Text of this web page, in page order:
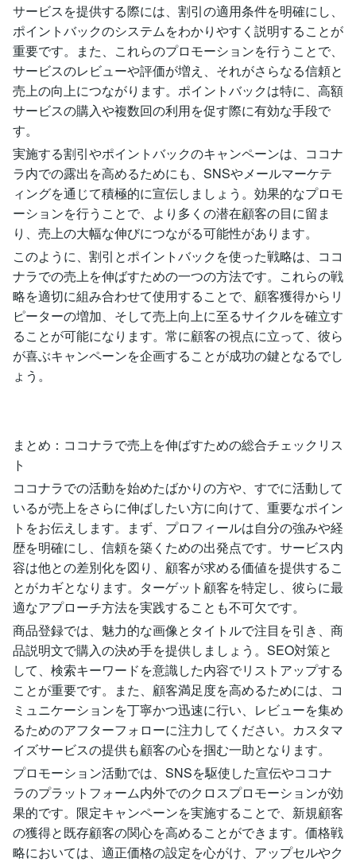
サービスを提供する際には、割引の適用条件を明確にし、
ポイントバックのシステムをわかりやすく説明することが
重要です。また、これらのプロモーションを行うことで、
サービスのレビューや評価が増え、それがさらなる信頼と
売上の向上につながります。ポイントバックは特に、高額
サービスの購入や複数回の利用を促す際に有効な手段で
す。
実施する割引やポイントバックのキャンペーンは、ココナ
ラ内での露出を高めるためにも、SNSやメールマーケテ
ィングを通じて積極的に宣伝しましょう。効果的なプロモ
ーションを行うことで、より多くの潜在顧客の目に留ま
り、売上の大幅な伸びにつながる可能性があります。
このように、割引とポイントバックを使った戦略は、ココ
ナラでの売上を伸ばすための一つの方法です。これらの戦
略を適切に組み合わせて使用することで、顧客獲得からリ
ピーターの増加、そして売上向上に至るサイクルを確立す
ることが可能になります。常に顧客の視点に立って、彼ら
が喜ぶキャンペーンを企画することが成功の鍵となるでし
ょう。
まとめ：ココナラで売上を伸ばすための総合チェックリス
ト
ココナラでの活動を始めたばかりの方や、すでに活動して
いるが売上をさらに伸ばしたい方に向けて、重要なポイン
トをお伝えします。まず、プロフィールは自分の強みや経
歴を明確にし、信頼を築くための出発点です。サービス内
容は他との差別化を図り、顧客が求める価値を提供するこ
とがカギとなります。ターゲット顧客を特定し、彼らに最
適なアプローチ方法を実践することも不可欠です。
商品登録では、魅力的な画像とタイトルで注目を引き、商
品説明文で購入の決め手を提供しましょう。SEO対策と
して、検索キーワードを意識した内容でリストアップする
ことが重要です。また、顧客満足度を高めるためには、コ
ミュニケーションを丁寧かつ迅速に行い、レビューを集め
るためのアフターフォローに注力してください。カスタマ
イズサービスの提供も顧客の心を掴む一助となります。
プロモーション活動では、SNSを駆使した宣伝やココナ
ラのプラットフォーム内外でのクロスプロモーションが効
果的です。限定キャンペーンを実施することで、新規顧客
の獲得と既存顧客の関心を高めることができます。価格戦
略においては、適正価格の設定を心がけ、アップセルやク